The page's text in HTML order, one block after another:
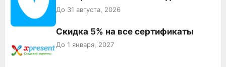
До 31 августа, 2026
Скидка 5% на все сертификаты
До 1 января, 2027